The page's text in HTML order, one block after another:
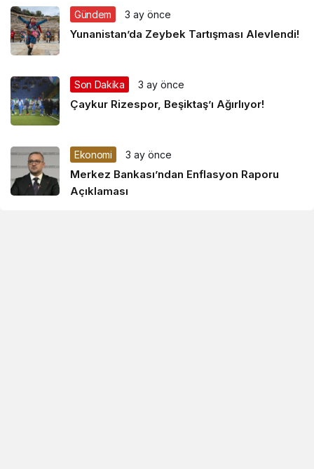
Gündem 3 ay önce
Yunanistan’da Zeybek Tartışması Alevlendi!
Son Dakika 3 ay önce
Çaykur Rizespor, Beşiktaş’ı Ağırlıyor!
Ekonomi 3 ay önce
Merkez Bankası’ndan Enflasyon Raporu
Açıklaması